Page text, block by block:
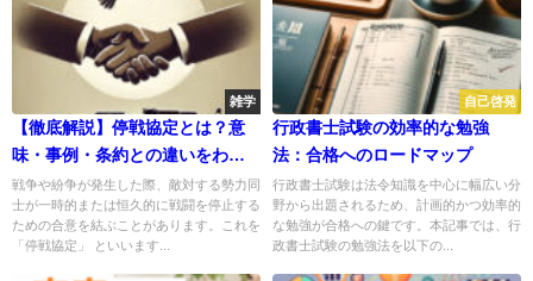
雑学
【徹底解説】停戦協定とは？意
味・事例・条約との違いをわか
りやすく解説！⚖️✨
戦争や紛争が発生した際、敵対する勢力同
士が一時的または恒久的に戦闘を停止する
ための合意を結ぶことがあります。これを
「停戦協定」 といいます...
自己啓発
行政書士試験の効率的な勉強
法：合格へのロードマップ
行政書士試験は法令知識を中心に幅広い分
野から出題されるため、計画的かつ効率的
な勉強が合格への鍵です。本記事では、行
政書士試験の勉強法を以下の...